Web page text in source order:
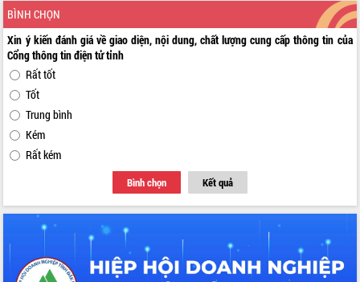
BÌNH CHỌN
Xin ý kiến đánh giá về giao diện, nội dung, chất lượng cung cấp thông tin của
Cổng thông tin điện tử tỉnh
Rất tốt
Tốt
Trung bình
Kém
Rất kém
Bình chọn Kết quả